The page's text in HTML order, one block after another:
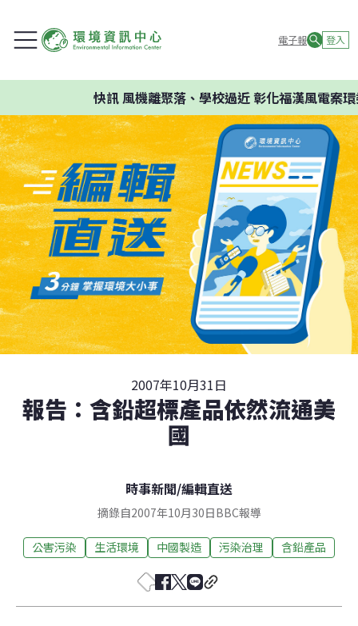
電子報 登入
快訊風機離聚落、學校過近 彰化福漢風電案環
2007年10月31日
報告：含鉛超標產品依然流通美
國
時事新聞/編輯直送
摘錄自2007年10月30日BBC報導
公害污染 生活環境 中國製造 污染治理 含鉛產品